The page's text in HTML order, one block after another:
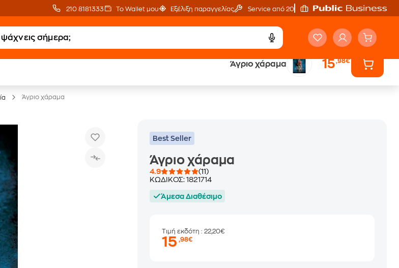
210 8181333 Το Wallet μου Εξέλιξη παραγγελίας Service από 20'
Άγριο χάραμα 15,98€
Έλα στον κόσμο
Άγριο χάραμα
Best Seller
Άγριο χάραμα
4.9
(11)
ΚΩΔΙΚΟΣ:1821714
Άμεσα Διαθέσιμο
Τιμή εκδότη: 22,20€
15,98€